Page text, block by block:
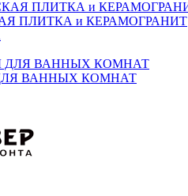
ПЛИТКА и КЕРАМОГРАНИТ
ВАННЫХ КОМНАТ